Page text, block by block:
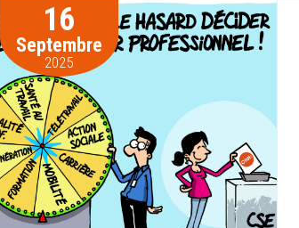
16
Septembre
2025